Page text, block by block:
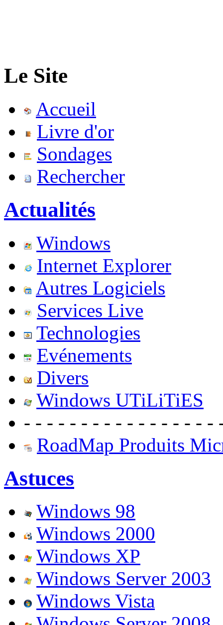
Le Site
Accueil
Livre d'or
Sondages
Rechercher
Actualités
Windows
Internet Explorer
Autres Logiciels
Services Live
Technologies
Evénements
Divers
Windows UTiLiTiES
- - - - - - - - - - - - - - - - -
RoadMap Produits
Astuces
Windows 98
Windows 2000
Windows XP
Windows Server 2003
Windows Vista